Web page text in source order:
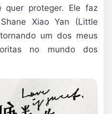
quer proteger. Ele faz
Xiao Yan (Little
um dos meus
no mundo dos